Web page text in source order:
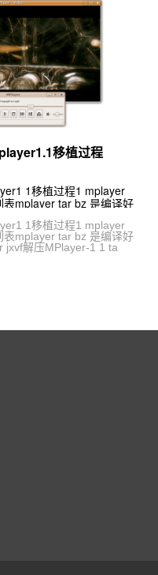
移植过程
1移植过程1 mplayer
mplayer tar bz 是编译好
1移植过程1 mplayer
表mplayer tar bz 是编译好
jxvf解压MPlayer-1 1 ta